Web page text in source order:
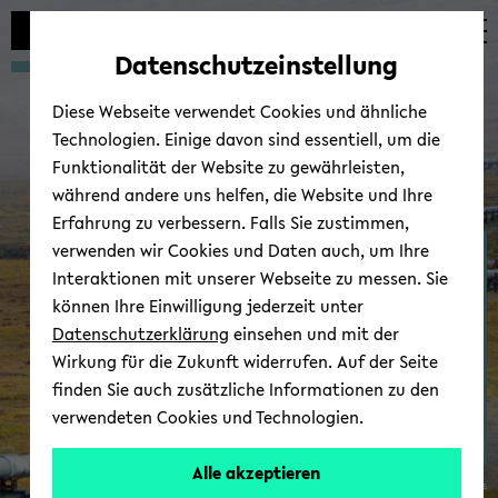
Automatische
vermeiden
zum
wechseln
zum
wechseln
zum
wechseln
Ter­mi­ne/Kol­lo­qui­um
© Wi­ki­me­dia Com­mons
Datenschutzeinstellung
Diese Webseite verwendet Cookies und ähnliche
Technologien. Einige davon sind essentiell, um die
Funktionalität der Website zu gewährleisten,
während andere uns helfen, die Website und Ihre
Erfahrung zu verbessern. Falls Sie zustimmen,
verwenden wir Cookies und Daten auch, um Ihre
Interaktionen mit unserer Webseite zu messen. Sie
können Ihre Einwilligung jederzeit unter
Datenschutzerklärung einsehen und mit der
Wirkung für die Zukunft widerrufen. Auf der Seite
finden Sie auch zusätzliche Informationen zu den
verwendeten Cookies und Technologien.
Alle akzeptieren